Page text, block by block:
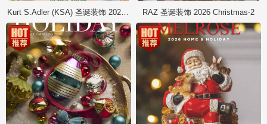
RAZ 圣诞装饰 2026 Christmas-2